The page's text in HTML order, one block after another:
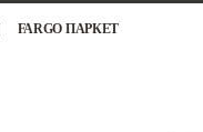
FARGO ПАРКЕТ